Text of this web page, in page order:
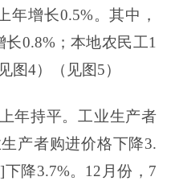
年增长0.5%。其中，
0.8%；本地农民工1
图4）（见图5）
年持平。工业生产者
产者购进价格下降3.
降3.7%。12月份，7